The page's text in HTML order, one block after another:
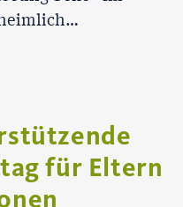
für Eltern